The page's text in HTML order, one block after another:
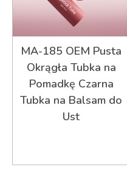
MA-185 OEM Pusta
Okrągła Tubka na
Pomadkę Czarna
Tubka na Balsam do
Ust